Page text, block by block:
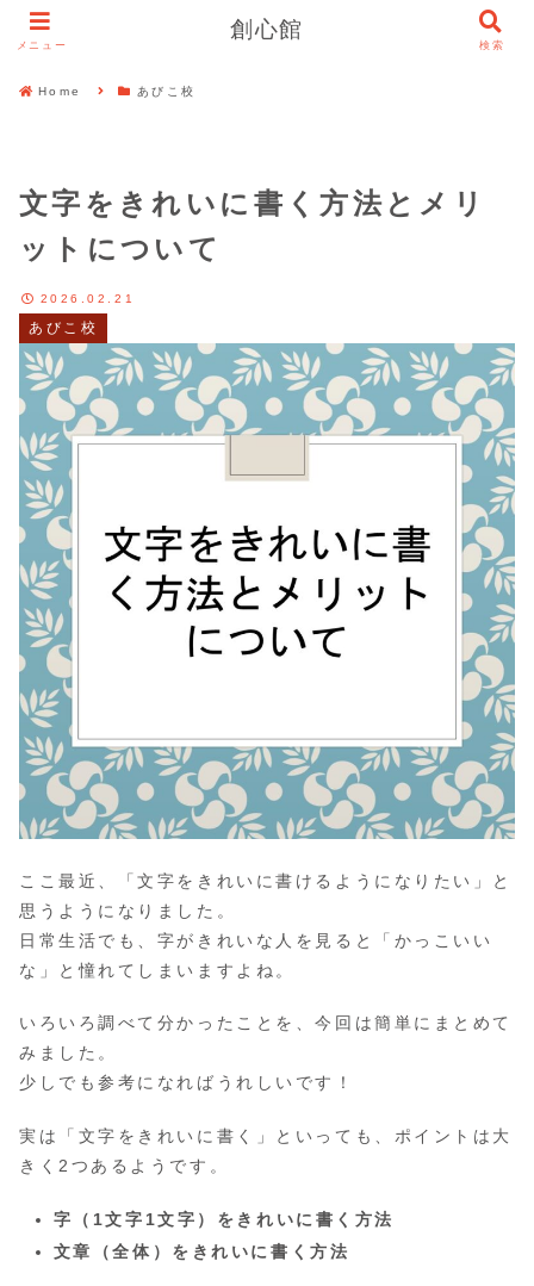
Home あびこ校
文字をきれいに書く方法とメリ
ットについて
あびこ校
2026.02.21
ここ最近、「文字をきれいに書けるようになりたい」と
思うようになりました。
日常生活でも、字がきれいな人を見ると「かっこいい
な」と憧れてしまいますよね。
いろいろ調べて分かったことを、今回は簡単にまとめて
みました。
少しでも参考になればうれしいです！
実は「文字をきれいに書く」といっても、ポイントは大
きく2つあるようです。
字（1文字1文字）をきれいに書く方法
文章（全体）をきれいに書く方法
メニュー
創心館
検索